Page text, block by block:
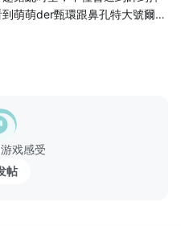
萌萌der甄環跟鼻孔特大號爾
口味的英雄應有盡有，看是要
，說這麼多，不如來瞧瞧英雄
戏感受
帖